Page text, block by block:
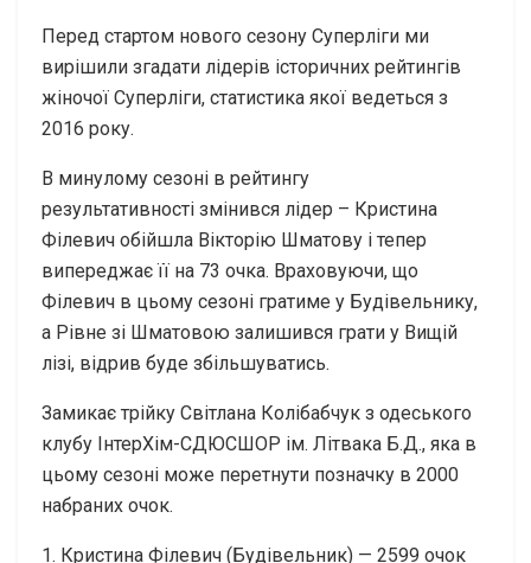
Перед стартом нового сезону Суперліги ми
вирішили згадати лідерів історичних рейтингів
жіночої Суперліги, статистика якої ведеться з
2016 року.
В минулому сезоні в рейтингу
результативності змінився лідер – Кристина
Філевич обійшла Вікторію Шматову і тепер
випереджає її на 73 очка. Враховуючи, що
Філевич в цьому сезоні гратиме у Будівельнику,
а Рівне зі Шматовою залишився грати у Вищій
лізі, відрив буде збільшуватись.
Замикає трійку Світлана Колібабчук з одеського
клубу ІнтерХім-СДЮСШОР ім. Літвака Б.Д., яка в
цьому сезоні може перетнути позначку в 2000
набраних очок.
1. Кристина Філевич (Будівельник) — 2599 очок